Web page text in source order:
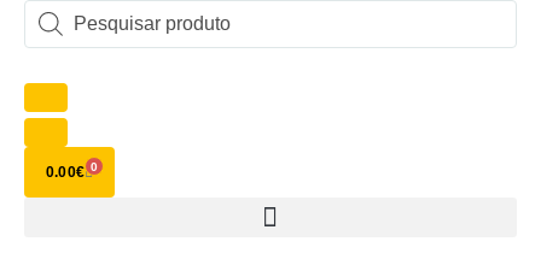
0.00€ 0